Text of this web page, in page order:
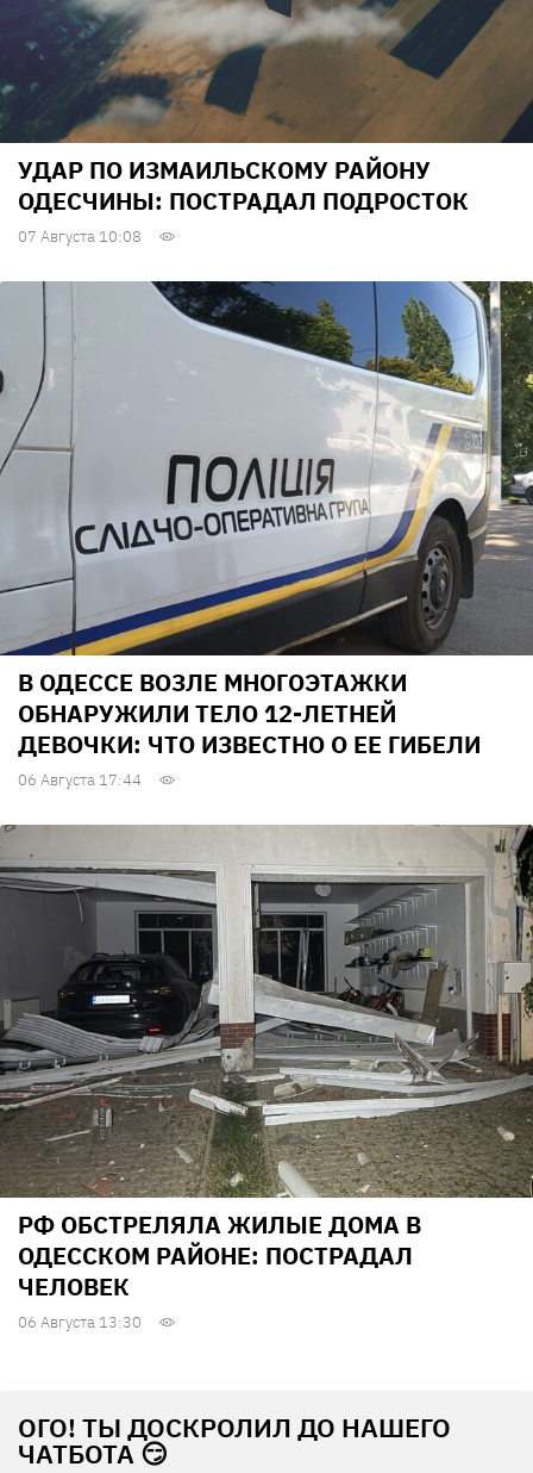
УДАР ПО ИЗМАИЛЬСКОМУ РАЙОНУ
ОДЕСЧИНЫ: ПОСТРАДАЛ ПОДРОСТОК
07 Августа 10:08
В ОДЕССЕ ВОЗЛЕ МНОГОЭТАЖКИ
ОБНАРУЖИЛИ ТЕЛО 12-ЛЕТНЕЙ
ДЕВОЧКИ: ЧТО ИЗВЕСТНО О ЕЕ ГИБЕЛИ
06 Августа 17:44
РФ ОБСТРЕЛЯЛА ЖИЛЫЕ ДОМА В
ОДЕССКОМ РАЙОНЕ: ПОСТРАДАЛ
ЧЕЛОВЕК
06 Августа 13:30
ОГО! ТЫ ДОСКРОЛИЛ ДО НАШЕГО
ЧАТБОТА 😏